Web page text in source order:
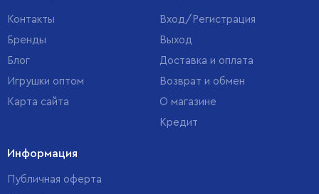
Контакты
Бренды
Блог
Игрушки оптом
Карта сайта
Вход/Регистрация
Выход
Доставка и оплата
Возврат и обмен
О магазине
Кредит
Информация
Публичная оферта